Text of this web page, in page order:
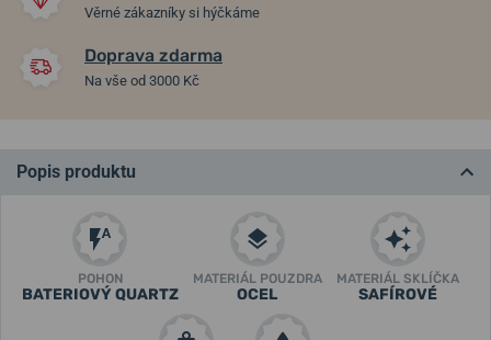
Věrné zákazníky si hýčkáme
Doprava zdarma
Na vše od 3000 Kč
Popis produktu
POHON
BATERIOVÝ QUARTZ
MATERIÁL POUZDRA
OCEL
MATERIÁL SKLÍČKA
SAFÍROVÉ